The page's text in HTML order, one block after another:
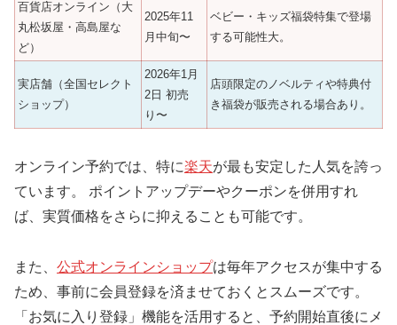
百貨店オンライン（大
丸松坂屋・高島屋な
ど）
2025年11
月中旬〜
ベビー・キッズ福袋特集で登場
する可能性大。
実店舗（全国セレクト
ショップ）
2026年1月
2日 初売
り〜
店頭限定のノベルティや特典付
き福袋が販売される場合あり。
オンライン予約では、特に楽天が最も安定した人気を誇っ
ています。 ポイントアップデーやクーポンを併用すれ
ば、実質価格をさらに抑えることも可能です。
また、 公式オンラインショップは毎年アクセスが集中する
ため、事前に会員登録を済ませておくとスムーズです。
「お気に入り登録」機能を活用すると、予約開始直後にメ